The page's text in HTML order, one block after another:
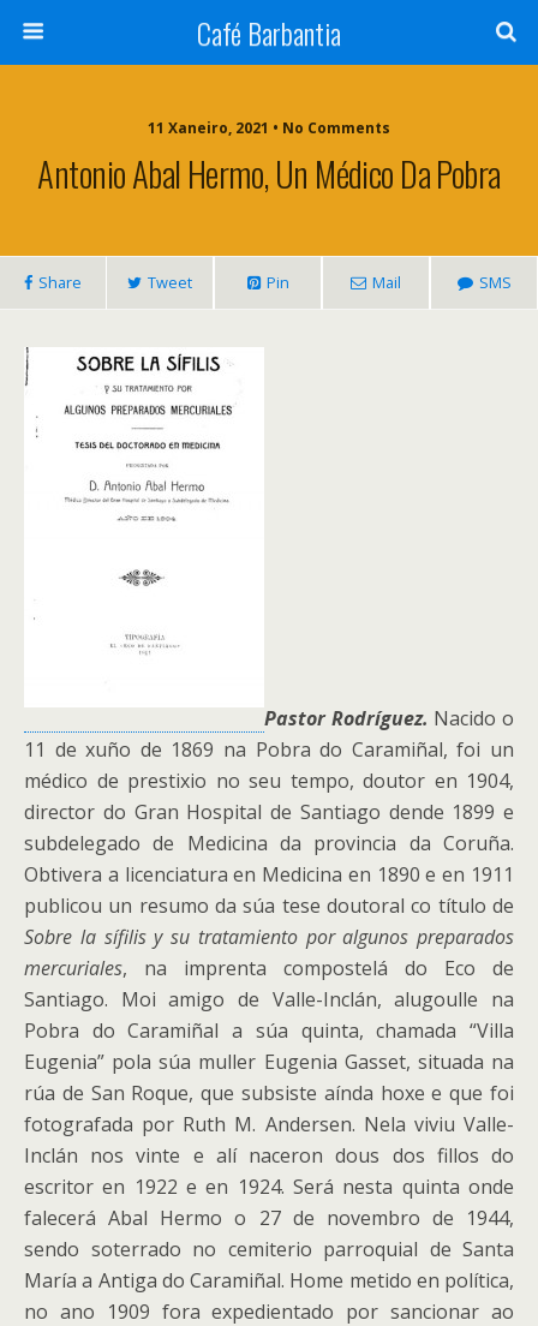
Café Barbantia
11 Xaneiro, 2021 • No Comments
Antonio Abal Hermo, Un Médico Da Pobra
Share Tweet Pin Mail SMS
Pastor Rodríguez. Nacido o
11 de xuño de 1869 na Pobra do Caramiñal, foi un
médico de prestixio no seu tempo, doutor en 1904,
director do Gran Hospital de Santiago dende 1899 e
subdelegado de Medicina da provincia da Coruña.
Obtivera a licenciatura en Medicina en 1890 e en 1911
publicou un resumo da súa tese doutoral co título de
Sobre la sífilis y su tratamiento por algunos preparados
mercuriales, na imprenta compostelá do Eco de
Santiago. Moi amigo de Valle-Inclán, alugoulle na
Pobra do Caramiñal a súa quinta, chamada “Villa
Eugenia” pola súa muller Eugenia Gasset, situada na
rúa de San Roque, que subsiste aínda hoxe e que foi
fotografada por Ruth M. Andersen. Nela viviu Valle-
Inclán nos vinte e alí naceron dous dos fillos do
escritor en 1922 e en 1924. Será nesta quinta onde
falecerá Abal Hermo o 27 de novembro de 1944,
sendo soterrado no cemiterio parroquial de Santa
María a Antiga do Caramiñal. Home metido en política,
no ano 1909 fora expedientado por sancionar ao